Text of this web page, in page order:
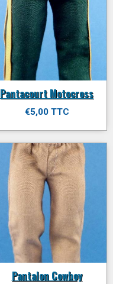
Pantacourt Motocross
€5,00 TTC
Pantalon Cowboy